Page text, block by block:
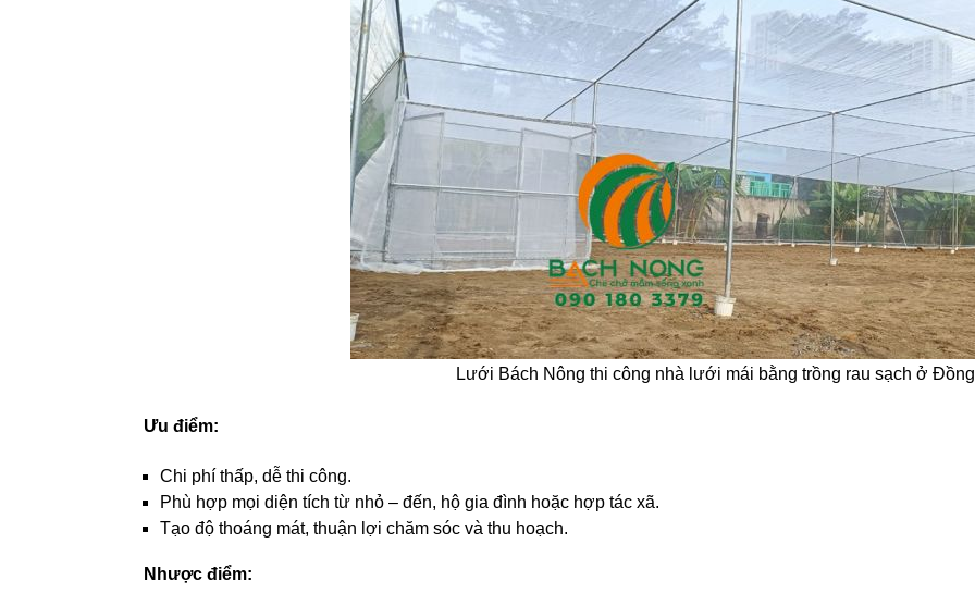
Lưới Bách Nông thi công nhà lưới mái bằng trồng rau sạch ở
Ưu điểm:
Chi phí thấp, dễ thi công.
Phù hợp mọi diện tích từ nhỏ – đến, hộ gia đình hoặc hợp tác xã.
Tạo độ thoáng mát, thuận lợi chăm sóc và thu hoạch.
Nhược điểm: